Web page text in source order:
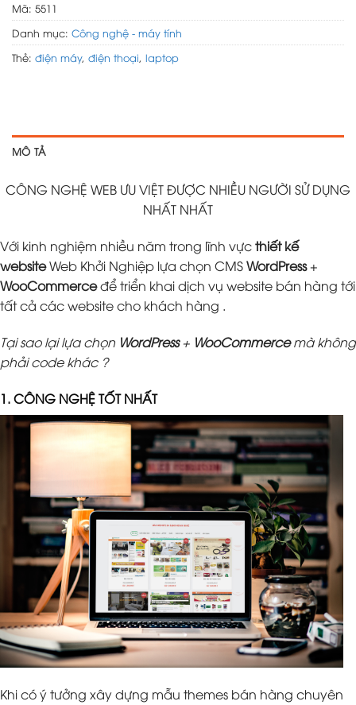
Mã: 5511
Danh mục: Công nghệ - máy tính
Thẻ: điện máy, điện thoại, laptop
MÔ TẢ
CÔNG NGHỆ WEB ƯU VIỆT ĐƯỢC NHIỀU NGƯỜI SỬ DỤNG
NHẤT NHẤT
Với kinh nghiệm nhiều năm trong lĩnh vựcthiết kế
websiteWeb Khởi Nghiệp lựa chọn CMSWordPress+
WooCommerceđể triển khai dịch vụ website bán hàng tới
tất cả các website cho khách hàng .
Tại sao lại lựa chọn WordPress+ WooCommercemà không
phải code khác ?
1. CÔNG NGHỆ TỐT NHẤT
Khi có ý tưởng xây dựng mẫu themes bán hàng chuyên